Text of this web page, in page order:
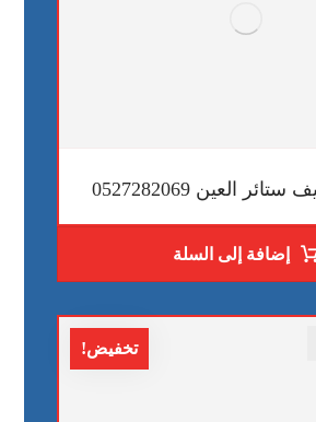
العين 0527282069
إضافة إلى السلة
تخفيض!